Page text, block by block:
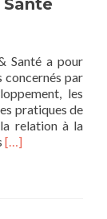
Santé
Santé a pour
concernés par
les
pratiques de
relation à la
En
[…]